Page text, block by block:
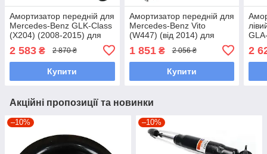
Амортизатор передній для
Mercedes-Benz GLK-Class
(X204) (2008-2015) для
2 583 ₴ 2 870 ₴
Купити
Амортизатор передній для
Mercedes-Benz Vito
(W447) (від 2014) для
1 851₴ 2 056 ₴
Купити
2.1L
2
Акційні пропозиції та новинки
–10% –10%